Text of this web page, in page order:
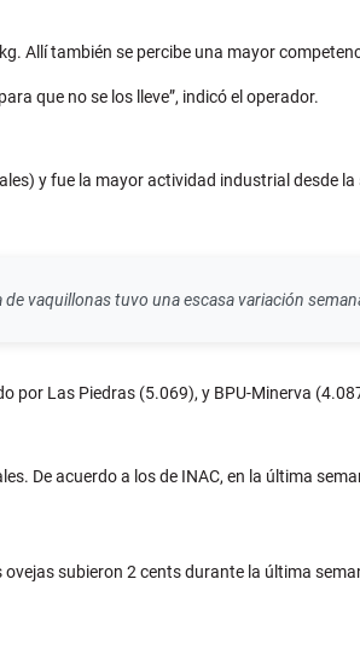
Allí también se percibe una mayor
que no se los lleve”, indicó el operador.
y fue la mayor actividad industrial desde
vaquillonas tuvo una escasa variación
por Las Piedras (5.069), y BPU-Minerva
De acuerdo a los de INAC, en la última
subieron 2 cents durante la última